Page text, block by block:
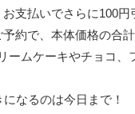
支払いでさらに100円
約で、本体価格の合
ームケーキやチョコ
なるのは今日まで！